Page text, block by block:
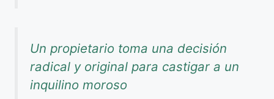
Un propietario toma una decisión
radical y original para castigar a un
inquilino moroso